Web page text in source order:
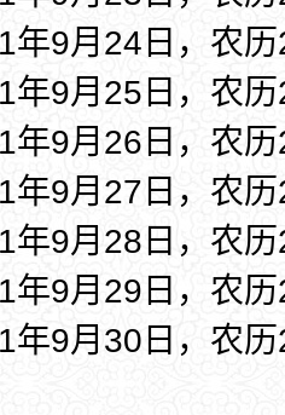
年9月24日，农
年9月25日，农
年9月26日，农
年9月27日，农
年9月28日，农
年9月29日，农
年9月30日，农